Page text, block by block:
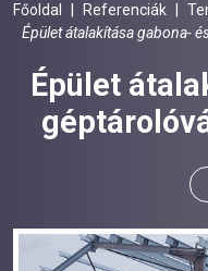
Főoldal Referenciák
Épület átalakítása gabona-
Épület